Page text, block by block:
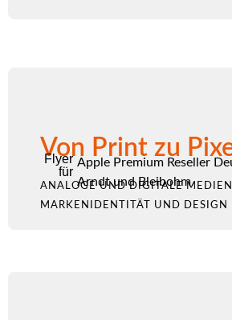
Von Print zu
Flyer
für
Apple Premium Reseller
Arndt und Bleibohm
ANALOGE UND DIGITALE MEDIEN
MARKENIDENTITÄT UND DESIGN